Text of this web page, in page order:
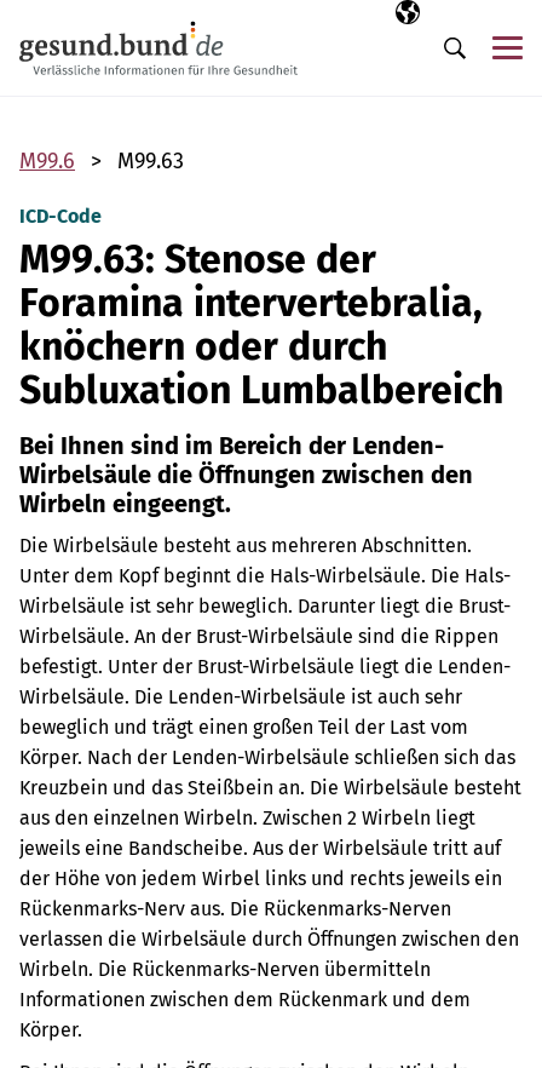
Ausgewählte
DE
Suche
M99.6 M99.63
ICD-Code
M99.63: Stenose der
Foramina intervertebralia,
knöchern oder durch
Subluxation Lumbalbereich
Bei Ihnen sind im Bereich der Lenden-
Wirbelsäule die Öffnungen zwischen den
Wirbeln eingeengt.
Die Wirbelsäule besteht aus mehreren Abschnitten.
Unter dem Kopf beginnt die Hals-Wirbelsäule. Die Hals-
Wirbelsäule ist sehr beweglich. Darunter liegt die Brust-
Wirbelsäule. An der Brust-Wirbelsäule sind die Rippen
befestigt. Unter der Brust-Wirbelsäule liegt die Lenden-
Wirbelsäule. Die Lenden-Wirbelsäule ist auch sehr
beweglich und trägt einen großen Teil der Last vom
Körper. Nach der Lenden-Wirbelsäule schließen sich das
Kreuzbein und das Steißbein an. Die Wirbelsäule besteht
aus den einzelnen Wirbeln. Zwischen 2 Wirbeln liegt
jeweils eine Bandscheibe. Aus der Wirbelsäule tritt auf
der Höhe von jedem Wirbel links und rechts jeweils ein
Rückenmarks-Nerv aus. Die Rückenmarks-Nerven
verlassen die Wirbelsäule durch Öffnungen zwischen den
Wirbeln. Die Rückenmarks-Nerven übermitteln
Informationen zwischen dem Rückenmark und dem
Körper.